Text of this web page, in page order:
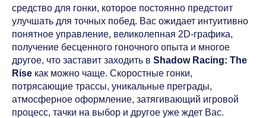
средство для гонки, которое постоянно предстоит
улучшать для точных побед. Вас ожидает интуитивно
понятное управление, великолепная 2D-графика,
получение бесценного гоночного опыта и многое
другое, что заставит заходить в Shadow Racing: The
Rise как можно чаще. Скоростные гонки,
потрясающие трассы, уникальные преграды,
атмосферное оформление, затягивающий игровой
процесс, тачки на выбор и другое уже ждет Вас.